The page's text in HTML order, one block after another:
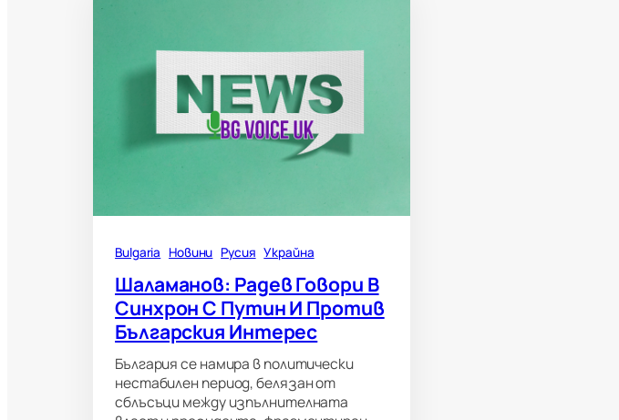
Bulgaria Новини Русия Украйна
Шаламанов: Радев Говори В
Синхрон С Путин И Против
Българския Интерес
България се намира в политически
нестабилен период, белязан от
сблъсъци между изпълнителната